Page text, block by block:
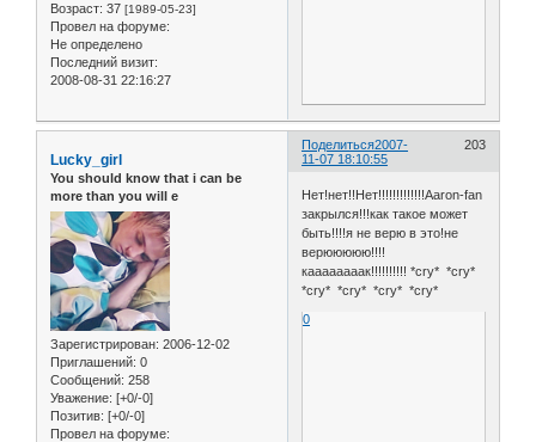
Возраст: 37 [1989-05-23]
Провел на форуме:
Не определено
Последний визит:
2008-08-31 22:16:27
Поделиться 203
2007-
11-07 18:10:55
Lucky_girl
You should know that i can be
more than you will e
Зарегистрирован: 2006-12-02
Приглашений: 0
Сообщений: 258
Уважение: [+0/-0]
Позитив: [+0/-0]
Провел на форуме:
Нет!нет!!Нет!!!!!!!!!!!!!Aaron-fan
закрылся!!!как такое может
быть!!!!я не верю в это!не
верююююю!!!!
каааааааак!!!!!!!!!! *cry* *cry*
*cry* *cry* *cry* *cry*
0